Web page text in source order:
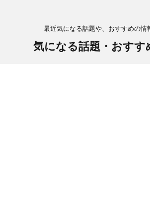
最近気になる話題や、おすすめの情
気になる話題・おすす